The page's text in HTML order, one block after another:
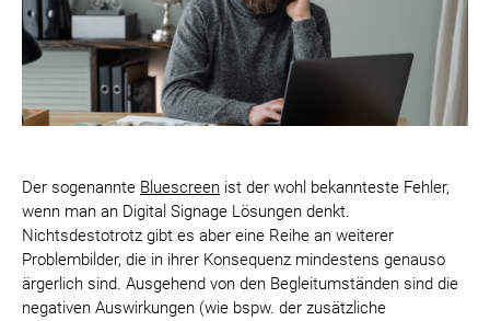
Der sogenannte Bluescreen ist der wohl bekannteste Fehler,
wenn man an Digital Signage Lösungen denkt.
Nichtsdestotrotz gibt es aber eine Reihe an weiterer
Problembilder, die in ihrer Konsequenz mindestens genauso
ärgerlich sind. Ausgehend von den Begleitumständen sind die
negativen Auswirkungen (wie bspw. der zusätzliche